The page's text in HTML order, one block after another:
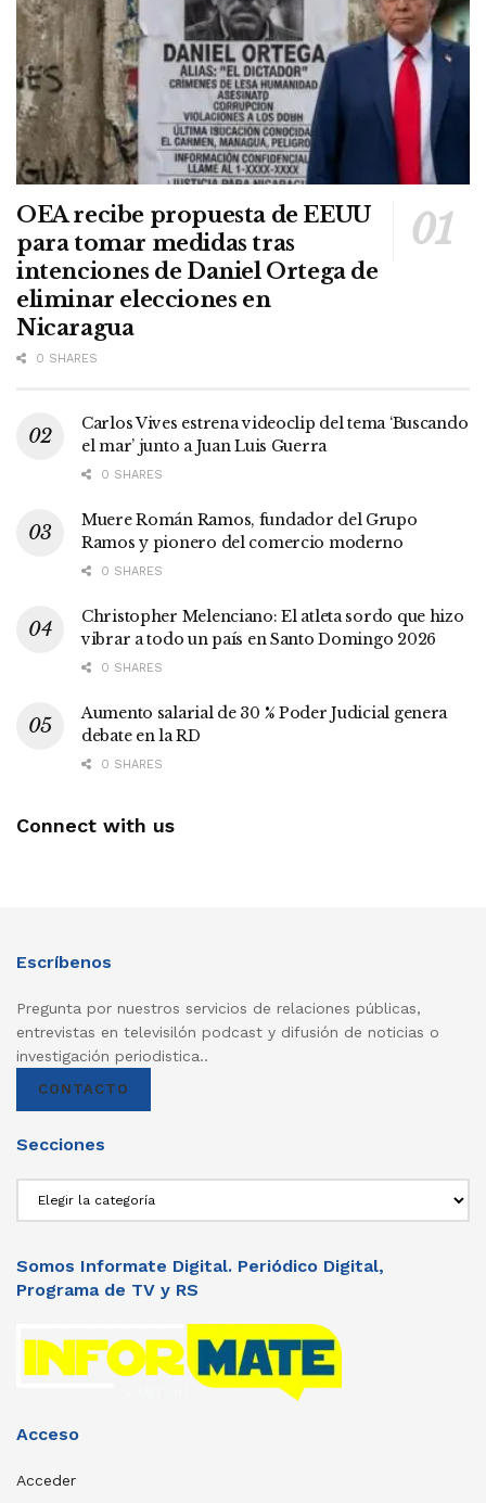
OEA recibe propuesta de EEUU
para tomar medidas tras
intenciones de Daniel Ortega de
eliminar elecciones en
Nicaragua
0 SHARES
Carlos Vives estrena videoclip del tema ‘Buscando
el mar’ junto a Juan Luis Guerra
0 SHARES
Muere Román Ramos, fundador del Grupo
Ramos y pionero del comercio moderno
0 SHARES
Christopher Melenciano: El atleta sordo que hizo
vibrar a todo un país en Santo Domingo 2026
0 SHARES
Aumento salarial de 30 % Poder Judicial genera
debate en la RD
0 SHARES
Connect with us
Escríbenos
Pregunta por nuestros servicios de relaciones públicas,
entrevistas en televisilón podcast y difusión de noticias o
investigación periodistica..
CONTACTO
Secciones
Somos Informate Digital. Periódico Digital,
Programa de TV y RS
Acceso
Acceder